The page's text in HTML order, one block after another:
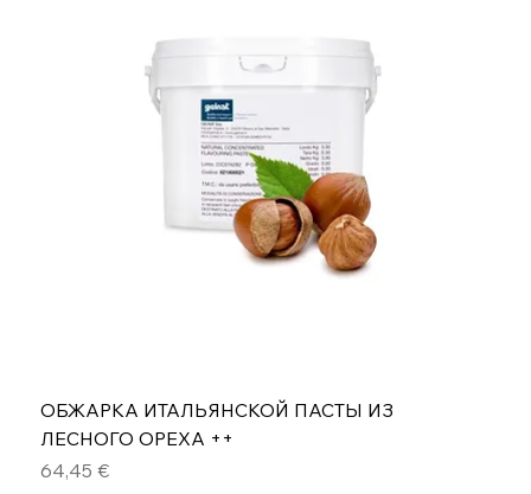
ОБЖАРКА ИТАЛЬЯНСКОЙ ПАСТЫ ИЗ
ЛЕСНОГО ОРЕХА ++
Цена
64,45 €